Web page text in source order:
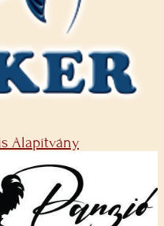
Alapítvány